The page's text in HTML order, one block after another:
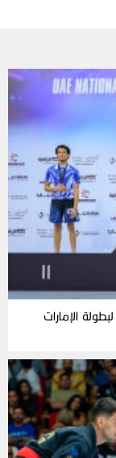
ناجح لبطولة الإمارات